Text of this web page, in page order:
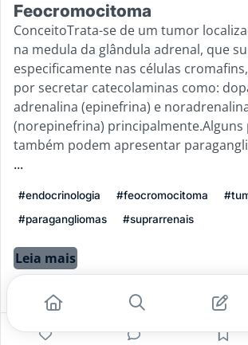
Feocromocitoma
ConceitoTrata-se de um tumor
na medula da glândula adrenal, que
especificamente nas células
por secretar catecolaminas como:
adrenalina (epinefrina) e
(norepinefrina) principalmente.Alguns
também podem apresentar
...
#endocrinologia #feocromocitoma
#paragangliomas
#suprarrenais
Leia mais